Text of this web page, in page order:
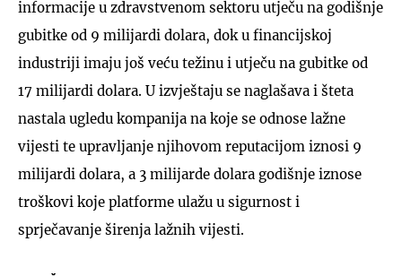
informacije u zdravstvenom sektoru utječu na godišnje
gubitke od 9 milijardi dolara, dok u financijskoj
industriji imaju još veću težinu i utječu na gubitke od
17 milijardi dolara. U izvještaju se naglašava i šteta
nastala ugledu kompanija na koje se odnose lažne
vijesti te upravljanje njihovom reputacijom iznosi 9
milijardi dolara, a 3 milijarde dolara godišnje iznose
troškovi koje platforme ulažu u sigurnost i
sprječavanje širenja lažnih vijesti.